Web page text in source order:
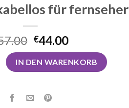
für fernseher
€44.00
für fernseher Menge
IN DEN WARENKORB